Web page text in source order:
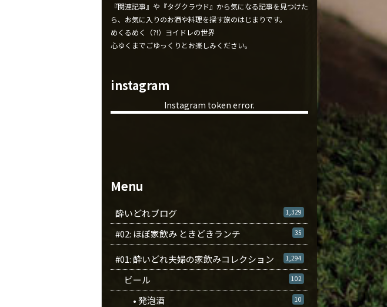
『関連記事』や『タグクラウド』から気になる記事を見つけた
ら、お気に入りのお酒や料理を探す旅のはじまりです。
めくるめく（?!）ヨイドレの世界
心ゆくまでごゆっくりとお楽しみください。
instagram
Instagram token error.
Menu
酔いどれブログ 1,329
#02: ほぼ家飲み ときどきランチ 35
#01: 酔いどれ夫婦の家飲みコレクション 1,294
ビール 102
• 発泡酒 10